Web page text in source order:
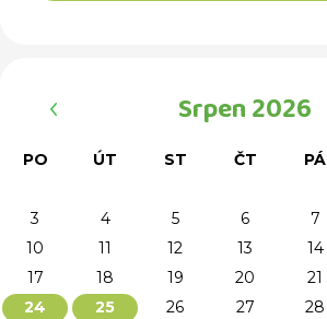
Srpen 2026
PO ÚT ST ČT PÁ
3
4 5 6 7
10
11 12 13 14
17
18 19 20 21
24
25 26 27 28